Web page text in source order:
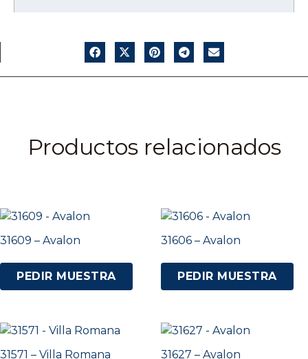
Productos relacionados
31609 – Avalon
PEDIR MUESTRA
31606 – Avalon
PEDIR MUESTRA
31571 – Villa Romana 31627 – Avalon